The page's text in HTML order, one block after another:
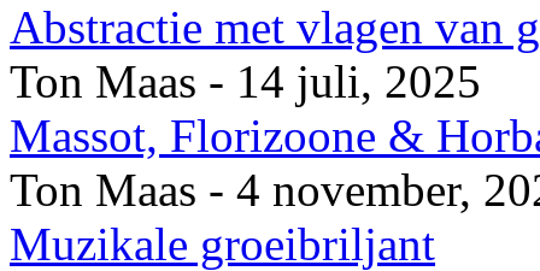
Abstractie met vlagen van
Ton Maas - 14 juli, 2025
Massot, Florizoone &
Ton Maas - 4 november,
Muzikale groeibriljant